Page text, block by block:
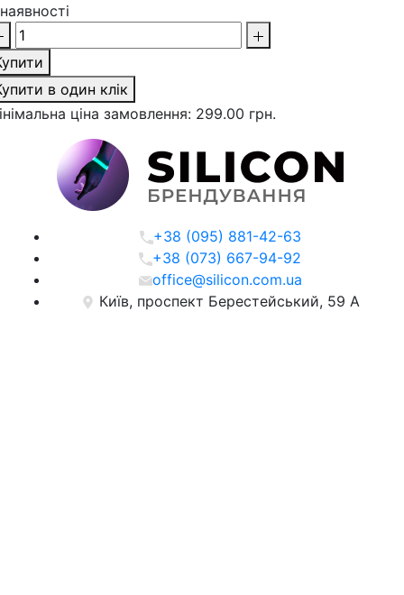
в один клік
ціна замовлення: 299.00 грн.
+38 (095) 881-42-63
+38 (073) 667-94-92
office@silicon.com.ua
Київ, проспект Берестейський, 59 А